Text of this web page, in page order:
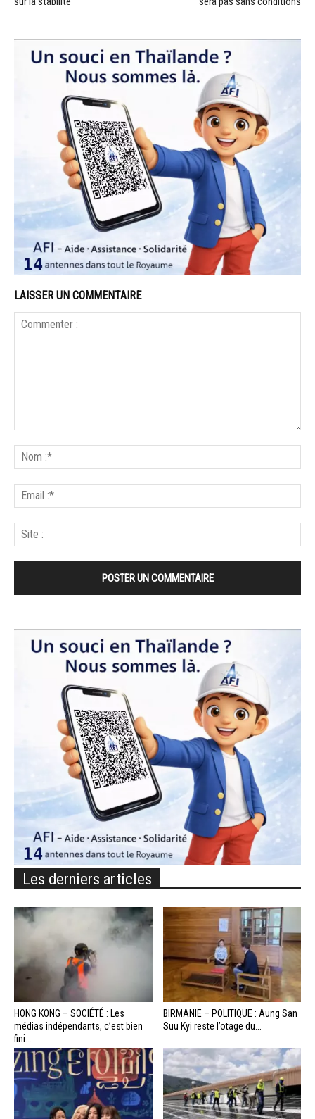
LAISSER UN COMMENTAIRE
Les derniers articles
HONG KONG – SOCIÉTÉ : Les
médias indépendants, c’est bien
fini...
BIRMANIE – POLITIQUE : Aung San
Suu Kyi reste l’otage du...